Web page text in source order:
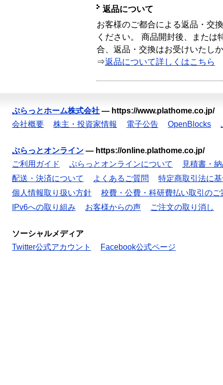
返品について
お客様のご都合による返品・交
ください。 商品開封後、または
合、返品・交換はお受けいたし
⇒返品について詳しくはこちら
ぷらっとホーム株式会社 — https://www.plathome.co.jp/
会社概要
株主・投資家情報 電子公告 OpenBlocks
ぷらっとオンライン — https://online.plathome.co.jp/
ご利用ガイド
ぷらっとオンラインについて
見積書・
配送・決済について
よくあるご質問
特定商取引法に
個人情報取り扱い方針
校費・公費・科研費払い取引のご
IPv6への取り組み
お客様からの声 ご注文の取り消し
ソーシャルメディア
Twitter公式アカウント
Facebook公式ページ